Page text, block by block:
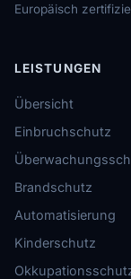
Europäisch
LEISTUNGEN
Übersicht
Einbruchschutz
Brandschutz
Automatisierung
Kinderschutz